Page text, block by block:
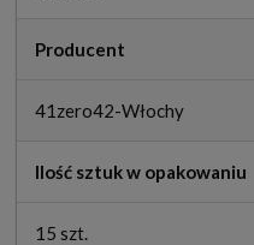
Producent
41zero42-Włochy
Ilość sztuk w opakowaniu
15 szt.